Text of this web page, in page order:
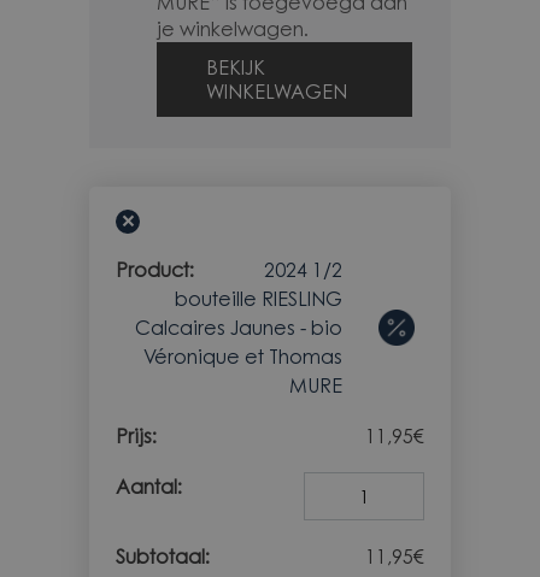
je winkelwagen.
BEKIJK
WINKELWAGEN
×
2024 1/2
bouteille RIESLING
Calcaires Jaunes - bio
Véronique et Thomas
MURE
11,95€
Aantal
11,95€